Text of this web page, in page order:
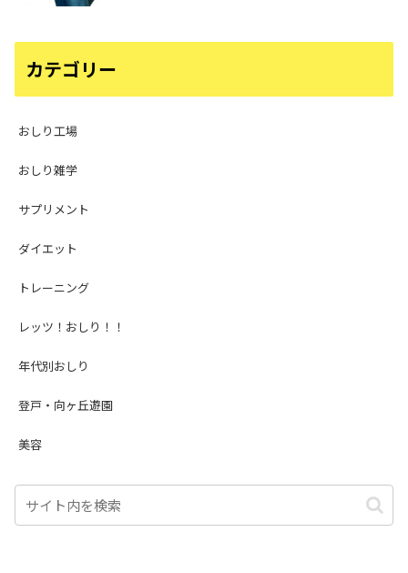
カテゴリー
おしり工場
おしり雑学
サプリメント
ダイエット
トレーニング
レッツ！おしり！！
年代別おしり
登戸・向ヶ丘遊園
美容